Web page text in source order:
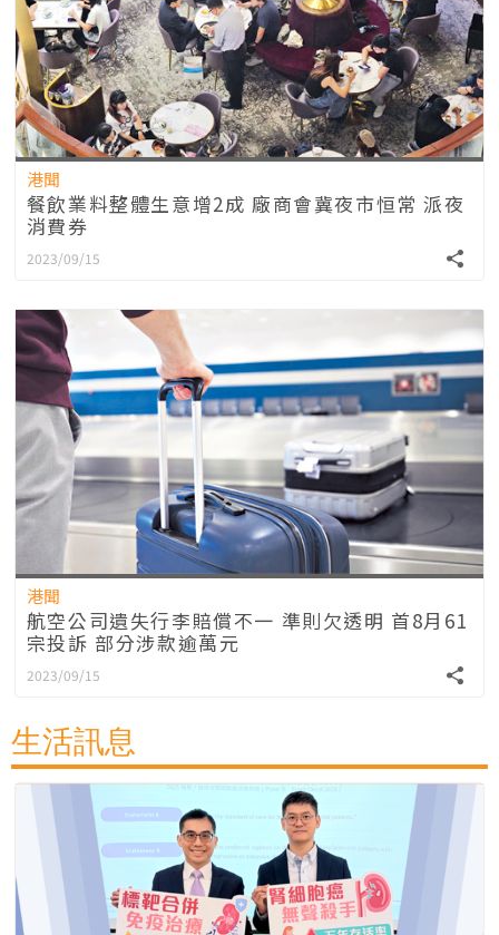
港聞
餐飲業料整體生意增2成 廠商會冀夜市恒常 派夜
消費券
2023/09/15
港聞
航空公司遺失行李賠償不一 準則欠透明 首8月61
宗投訴 部分涉款逾萬元
2023/09/15
生活訊息